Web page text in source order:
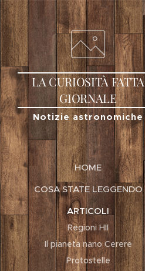
LA CURIOSITÀ FATTA
GIORNALE
Notizie astronomiche
HOME
COSA STATE LEGGENDO
ARTICOLI
Regioni HII
Il pianeta nano Cerere
Protostelle